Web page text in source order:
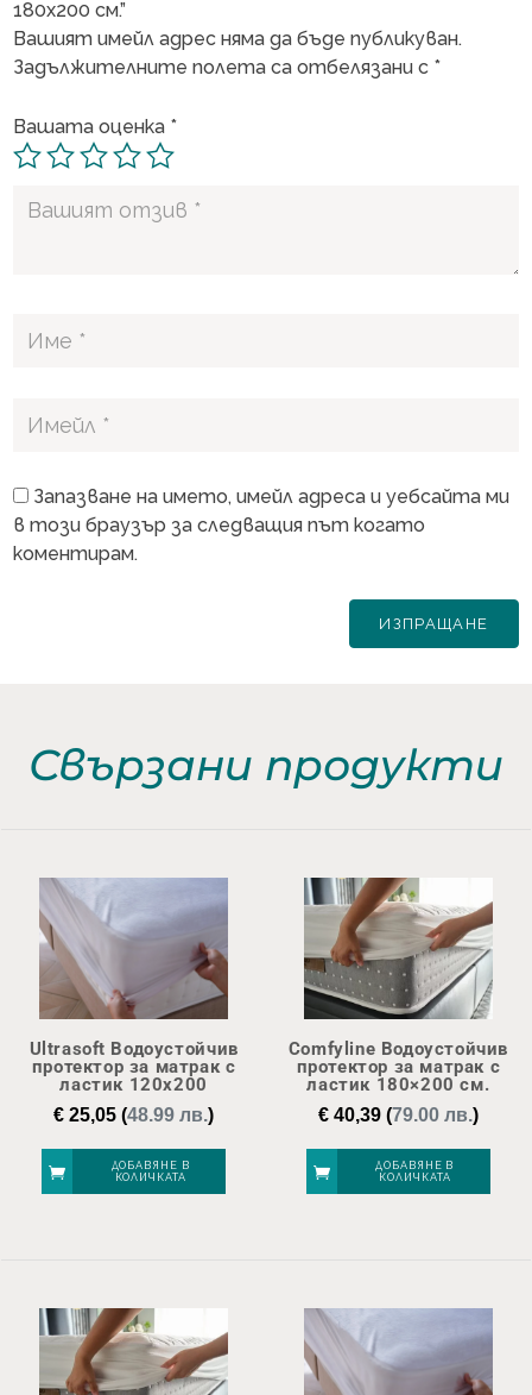
180х200 см.”
Вашият имейл адрес няма да бъде публикуван.
Задължителните полета са отбелязани с *
Вашата оценка *
Запазване на името, имейл адреса и уебсайта ми
в този браузър за следващия път когато
коментирам.
Свързани продукти
Ultrasoft Водоустойчив
протектор за матрак с
ластик 120х200
€ 25,05 (48.99 лв.)
ДОБАВЯНЕ В
КОЛИЧКАТА
Comfyline Водоустойчив
протектор за матрак с
ластик 180×200 см.
€40,39(79.00 лв.)
ДОБАВЯНЕ В
КОЛИЧКАТА